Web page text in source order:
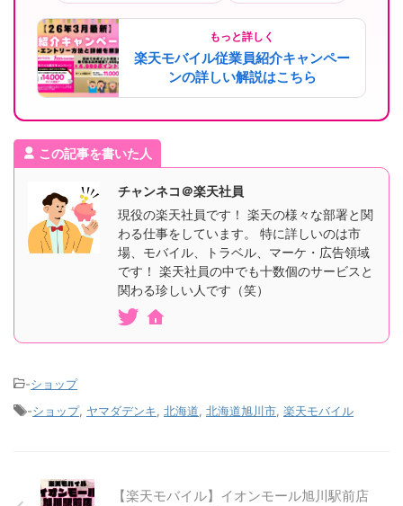
もっと詳しく
楽天モバイル従業員紹介キャンペー
ンの詳しい解説はこちら
この記事を書いた人
チャンネコ＠楽天社員
現役の楽天社員です！ 楽天の様々な部署と関
わる仕事をしています。 特に詳しいのは市
場、モバイル、トラベル、マーケ・広告領域
です！ 楽天社員の中でも十数個のサービスと
関わる珍しい人です（笑）
-ショップ
-ショップ, ヤマダデンキ 北海道 北海道旭川市 楽天モバイル
【楽天モバイル】イオンモール旭川駅前店